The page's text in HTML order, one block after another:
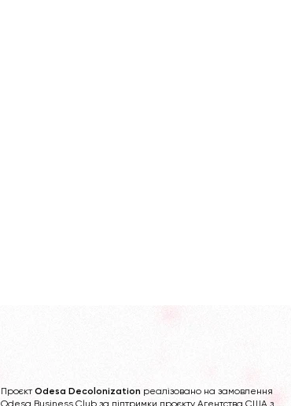
Проєкт Odesa Decolonization реалізовано на замовлення
Odesa Business Club за підтримки проєкту Агентства США з